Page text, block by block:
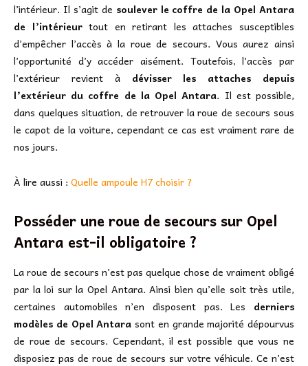
l’intérieur. Il s’agit de soulever le coffre de la Opel Antara
de l’intérieurtout en retirant les attaches susceptibles
d’empêcher l’accès à la roue de secours. Vous aurez ainsi
l’opportunité d’y accéder aisément. Toutefois, l’accès par
l’extérieur revient à dévisser les attaches depuis
l’extérieur du coffre de la Opel Antara. Il est possible,
dans quelques situation, de retrouver la roue de secours sous
le capot de la voiture, cependant ce cas est vraiment rare de
nos jours.
À lire aussi : Quelle ampoule H7 choisir ?
Posséder une roue de secours sur Opel
Antara est-il obligatoire ?
La roue de secours n’est pas quelque chose de vraiment obligé
par la loi sur la Opel Antara. Ainsi bien qu’elle soit très utile,
certaines automobiles n’en disposent pas. Les derniers
modèles de Opel Antara sont en grande majorité dépourvus
de roue de secours. Cependant, il est possible que vous ne
disposiez pas de roue de secours sur votre véhicule. Ce n’est